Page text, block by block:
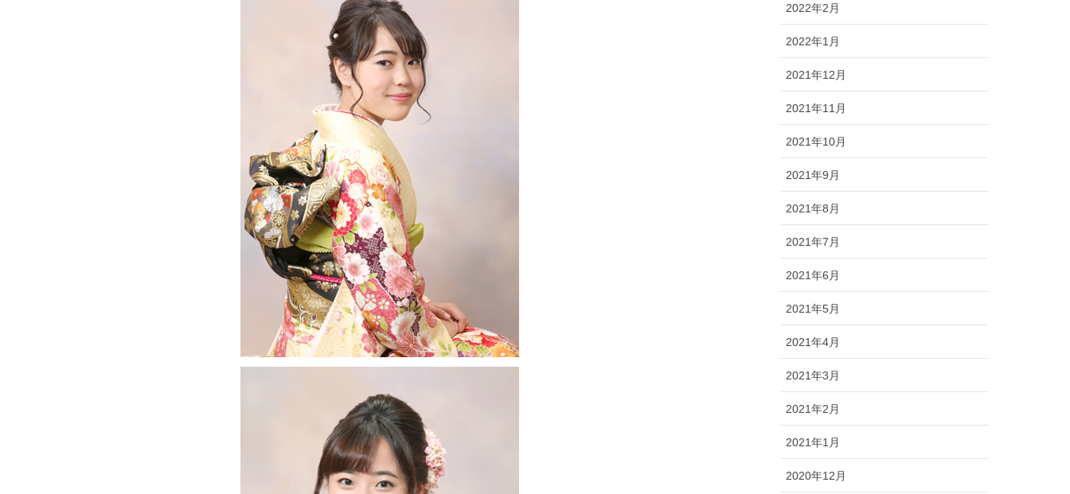
2022年2月
2022年1月
2021年12月
2021年11月
2021年10月
2021年9月
2021年8月
2021年7月
2021年6月
2021年5月
2021年4月
2021年3月
2021年2月
2021年1月
2020年12月